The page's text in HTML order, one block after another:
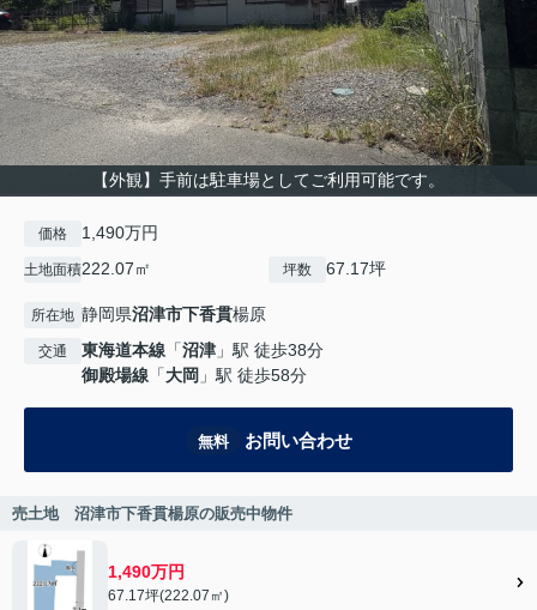
【外観】手前は駐車場としてご利用可能です。
価格 1,490万円
土地面積222.07㎡ 坪数 67.17坪
所在地 静岡県沼津市下香貫楊原
交通 東海道本線 「沼津 」駅 徒歩38分
御殿場線 「大岡 」駅 徒歩58分
無料 お問い合わせ
売土地 沼津市下香貫楊原の販売中物件
1,490万円
67.17坪(222.07㎡)